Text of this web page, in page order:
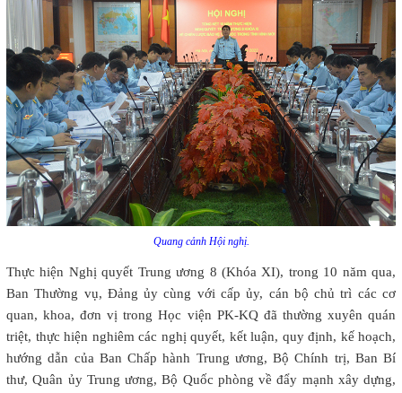
Quang cảnh Hội nghị.
Thực hiện Nghị quyết Trung ương 8 (Khóa XI), trong 10 năm qua,
Ban Thường vụ, Đảng ủy cùng với cấp ủy, cán bộ chủ trì các cơ
quan, khoa, đơn vị trong Học viện PK-KQ đã thường xuyên quán
triệt, thực hiện nghiêm các nghị quyết, kết luận, quy định, kế hoạch,
hướng dẫn của Ban Chấp hành Trung ương, Bộ Chính trị, Ban Bí
thư, Quân ủy Trung ương, Bộ Quốc phòng về đẩy mạnh xây dựng,